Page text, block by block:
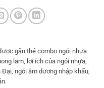
gắn thẻ combo ngói nhựa
lam, lợi ích của ngói nhựa,
Đại, ngói âm dương nhập khẩu,
.